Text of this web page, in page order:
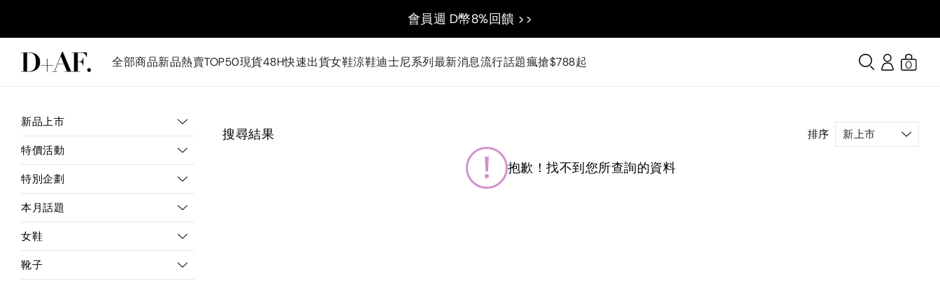
會員週 D幣8%回饋 >>
全部商品新品熱賣TOP50現貨48H快速出貨女鞋涼鞋迪士尼系列最新消息流行話題瘋搶$788起 0
新品上市
特價活動
特別企劃
本月話題
女鞋
靴子
搜尋結果 排序
抱歉！找不到您所查詢的資料